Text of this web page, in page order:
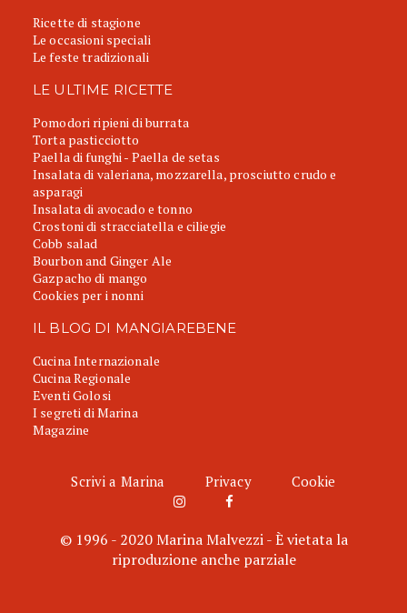
Ricette di stagione
Le occasioni speciali
Le feste tradizionali
LE ULTIME RICETTE
Pomodori ripieni di burrata
Torta pasticciotto
Paella di funghi - Paella de setas
Insalata di valeriana, mozzarella, prosciutto crudo e
asparagi
Insalata di avocado e tonno
Crostoni di stracciatella e ciliegie
Cobb salad
Bourbon and Ginger Ale
Gazpacho di mango
Cookies per i nonni
IL BLOG DI MANGIAREBENE
Cucina Internazionale
Cucina Regionale
Eventi Golosi
I segreti di Marina
Magazine
Scrivi a Marina Privacy Cookie
© 1996 - 2020 Marina Malvezzi - È vietata la
riproduzione anche parziale